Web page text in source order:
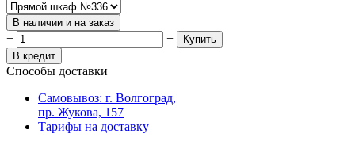
В наличии и на заказ
− +
Купить
В кредит
Способы доставки
Самовывоз: г. Волгоград,
пр. Жукова, 157
Тарифы на доставку